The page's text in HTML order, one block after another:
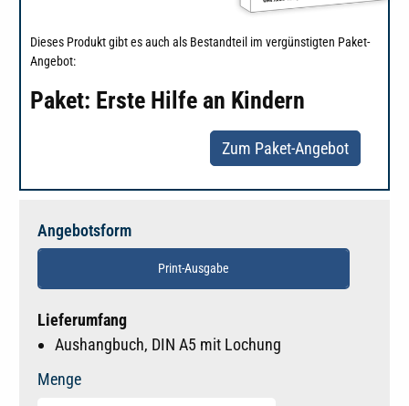
Dieses Produkt gibt es auch als Bestandteil im vergünstigten Paket-
Angebot:
Paket: Erste Hilfe an Kindern
Zum Paket-Angebot
Angebotsform
Print-Ausgabe
Lieferumfang
Aushangbuch, DIN A5 mit Lochung
Menge